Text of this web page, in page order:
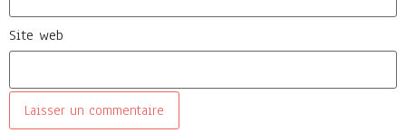
Site web